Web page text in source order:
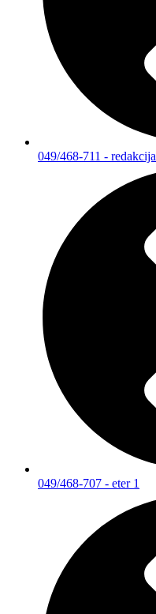
049/468-711 - redakcija
049/468-707 - eter 1